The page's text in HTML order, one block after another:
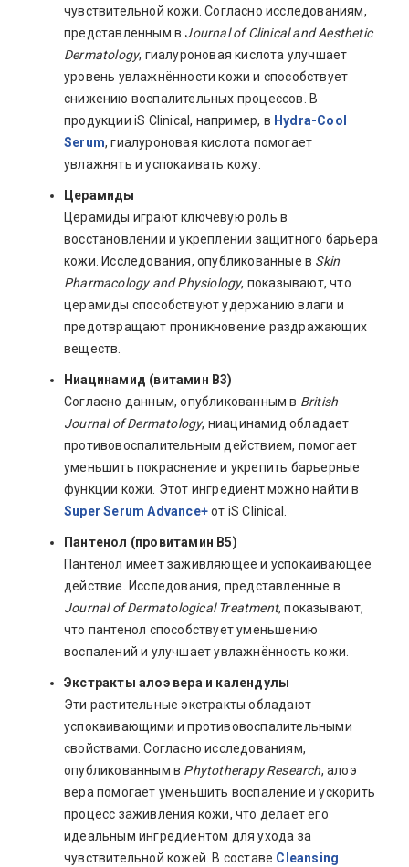
чувствительной кожи. Согласно исследованиям,
представленным в Journal of Clinical and Aesthetic
Dermatology, гиалуроновая кислота улучшает
уровень увлажнённости кожи и способствует
снижению воспалительных процессов. В
продукции iS Clinical, например, в Hydra-Cool
Serum, гиалуроновая кислота помогает
увлажнять и успокаивать кожу.
Церамиды
Церамиды играют ключевую роль в
восстановлении и укреплении защитного барьера
кожи. Исследования, опубликованные в Skin
Pharmacology and Physiology, показывают, что
церамиды способствуют удержанию влаги и
предотвращают проникновение раздражающих
веществ.
Ниацинамид (витамин B3)
Согласно данным, опубликованным в British
Journal of Dermatology, ниацинамид обладает
противовоспалительным действием, помогает
уменьшить покраснение и укрепить барьерные
функции кожи. Этот ингредиент можно найти в
Super Serum Advance+от iS Clinical.
Пантенол (провитамин B5)
Пантенол имеет заживляющее и успокаивающее
действие. Исследования, представленные в
Journal of Dermatological Treatment, показывают,
что пантенол способствует уменьшению
воспалений и улучшает увлажнённость кожи.
Экстракты алоэ вера и календулы
Эти растительные экстракты обладают
успокаивающими и противовоспалительными
свойствами. Согласно исследованиям,
опубликованным в Phytotherapy Research, алоэ
вера помогает уменьшить воспаление и ускорить
процесс заживления кожи, что делает его
идеальным ингредиентом для ухода за
чувствительной кожей. В составе Cleansing